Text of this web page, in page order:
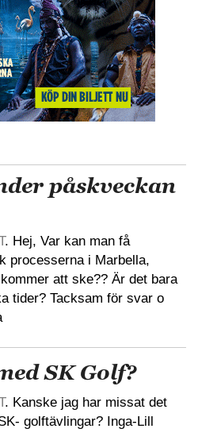
påskveckan
. Hej, Var kan man få
processerna i Marbella,
att ske?? Är det bara
tider? Tacksam för svar o
SK Golf?
. Kanske jag har missat det
golftävlingar? Inga-Lill